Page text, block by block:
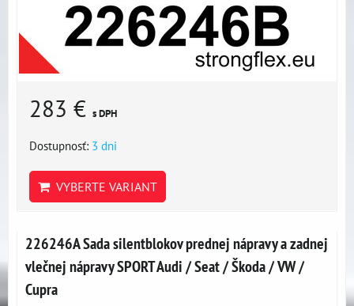
283 € s DPH
Dostupnosť: 3 dni
VYBERTE VARIANT
226246A Sada silentblokov prednej nápravy a zadnej
vlečnej nápravy SPORT Audi / Seat / Škoda / VW /
Cupra